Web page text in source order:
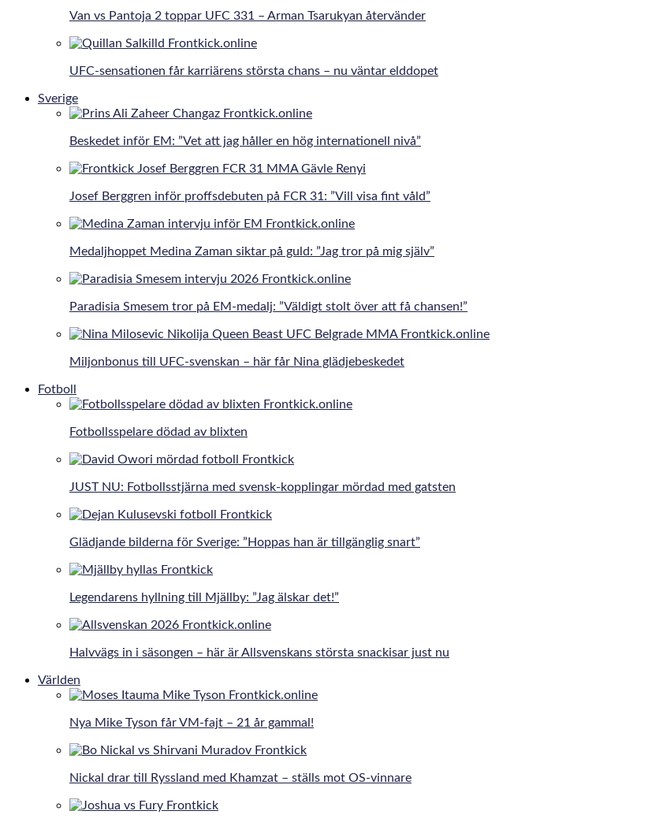
Van vs Pantoja 2 toppar UFC 331 – Arman Tsarukyan återvänder
UFC-sensationen får karriärens största chans – nu väntar elddopet
Sverige
Beskedet inför EM: ”Vet att jag håller en hög internationell nivå”
Josef Berggren inför proffsdebuten på FCR 31: ”Vill visa fint våld”
Medaljhoppet Medina Zaman siktar på guld: ”Jag tror på mig själv”
Paradisia Smesem tror på EM-medalj: ”Väldigt stolt över att få chansen!”
Miljonbonus till UFC-svenskan – här får Nina glädjebeskedet
Fotboll
Fotbollsspelare dödad av blixten
JUST NU: Fotbollsstjärna med svensk-kopplingar mördad med gatsten
Glädjande bilderna för Sverige: ”Hoppas han är tillgänglig snart”
Legendarens hyllning till Mjällby: ”Jag älskar det!”
Halvvägs in i säsongen – här är Allsvenskans största snackisar just nu
Världen
Nya Mike Tyson får VM-fajt – 21 år gammal!
Nickal drar till Ryssland med Khamzat – ställs mot OS-vinnare